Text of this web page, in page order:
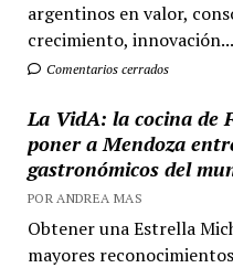
argentinos en valor,
crecimiento, innovación...
Comentarios cerrados
La VidA: la cocina de
poner a Mendoza
gastronómicos del
POR ANDREA MAS
Obtener una Estrella
mayores